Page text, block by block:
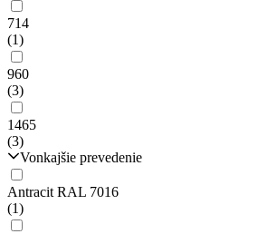
714
(1)
960
(3)
1465
(3)
Vonkajšie prevedenie
Antracit RAL 7016
(1)